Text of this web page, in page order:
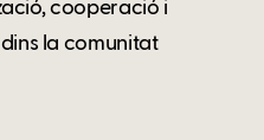
cooperació i
la comunitat